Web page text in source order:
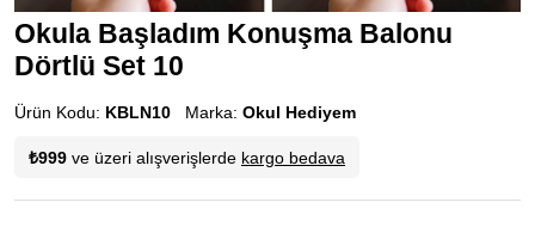
Okula Başladım Konuşma Balonu
Dörtlü Set 10
Ürün Kodu: KBLN10 Marka: Okul Hediyem
₺999 ve üzeri alışverişlerde kargo bedava